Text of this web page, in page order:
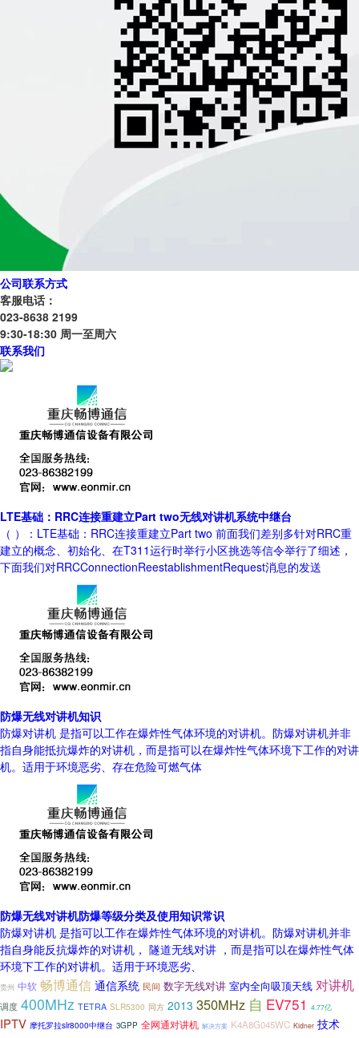
公司联系方式
客服电话：
023-8638 2199
9:30-18:30 周一至周六
联系我们
LTE基础：RRC连接重建立Part two无线对讲机系统中继台
（ ）：LTE基础：RRC连接重建立Part two 前面我们差别多针对RRC重
建立的概念、初始化、在T311运行时举行小区挑选等信令举行了细述，
下面我们对RRCConnectionReestablishmentRequest消息的发送
防爆无线对讲机知识
防爆对讲机 是指可以工作在爆炸性气体环境的对讲机。防爆对讲机并非
指自身能抵抗爆炸的对讲机，而是指可以在爆炸性气体环境下工作的对讲
机。适用于环境恶劣、存在危险可燃气体
防爆无线对讲机防爆等级分类及使用知识常识
防爆对讲机 是指可以工作在爆炸性气体环境的对讲机。防爆对讲机并非
指自身能反抗爆炸的对讲机， 隧道无线对讲 ，而是指可以在爆炸性气体
环境下工作的对讲机。适用于环境恶劣、
贵州 中软 畅博通信 通信系统 民间 数字无线对讲 室内全向吸顶天线 对讲机
调度 400MHz TETRA SLR5300 同方 2013 350MHz 自 EV751 4.77亿
IPTV 摩托罗拉slr8000中继台 3GPP 全网通对讲机 解决方案 K4A8G045WC Kidner 技术